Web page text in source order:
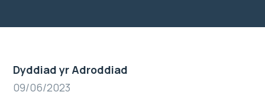
Dyddiad yr Adroddiad
09/06/2023